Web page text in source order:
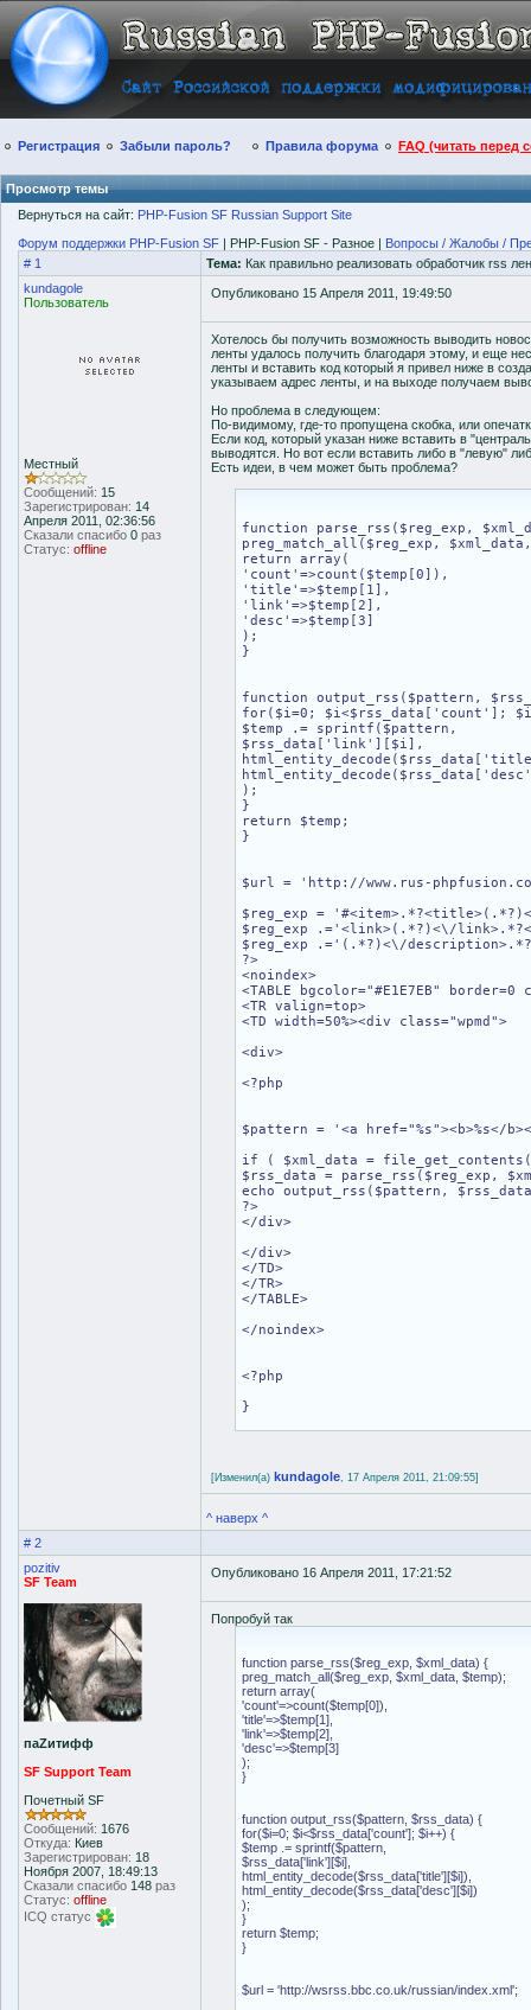
Регистрация Забыли пароль? Правила форума FAQ (читать перед
Просмотр темы
Вернуться на сайт: PHP-Fusion SF Russian Support Site
Форум поддержки PHP-Fusion SF | PHP-Fusion SF - Разное | Вопросы / Жалобы /
# 1
Тема: Как правильно реализовать обработчик rss
kundagole
Пользователь
Местный
Сообщений: 15
Зарегистрирован: 14
Апреля 2011, 02:36:56
Сказали спасибо 0 раз
Статус: offline
Опубликовано 15 Апреля 2011, 19:49:50
Хотелось бы получить возможность выводить
ленты удалось получить благодаря этому, и еще
ленты и вставить код который я привел ниже в
указываем адрес ленты, и на выходе получаем
Но проблема в следующем:
По-видимому, где-то пропущена скобка, или
Если код, который указан ниже вставить в
выводятся. Но вот если вставить либо в "левую"
Есть идеи, в чем может быть проблема?
function parse_rss($reg_exp,
preg_match_all($reg_exp,
return array(
'count'=>count($temp[0]),
'title'=>$temp[1],
'link'=>$temp[2],
'desc'=>$temp[3]
);
}
function output_rss($pattern,
for($i=0; $i<$rss_data['count'];
$temp .= sprintf($pattern,
$rss_data['link'][$i],
);
}
return $temp;
}
$url = 'http://www.rus-
$reg_exp =
$reg_exp .='<link>(.*?)<\/
$reg_exp .='(.*?)<\/
?>
<noindex>
<TABLE bgcolor="#E1E7EB"
<TR valign=top>
<TD width=50%><div class="wpmd">
<div>
<?php
$pattern = '<a href="%s"><b>%s</
if ( $xml_data =
$rss_data = parse_rss($reg_exp,
echo output_rss($pattern,
?>
</div>
</div>
</TD>
</TR>
</TABLE>
</noindex>
<?php
}
[Изменил(а) kundagole, 17 Апреля 2011, 21:09:55]
^ наверх ^
# 2
pozitiv
SF Team
паZитифф
SF Support Team
Почетный SF
Сообщений: 1676
Откуда: Киев
Зарегистрирован: 18
Ноября 2007, 18:49:13
Сказали спасибо 148 раз
Статус: offline
ICQ статус
Опубликовано 16 Апреля 2011, 17:21:52
Попробуй так
function parse_rss($reg_exp, $xml_data) {
preg_match_all($reg_exp, $xml_data, $temp);
return array(
'count'=>count($temp[0]),
'title'=>$temp[1],
'link'=>$temp[2],
'desc'=>$temp[3]
);
}
function output_rss($pattern, $rss_data) {
for($i=0; $i<$rss_data['count']; $i++) {
$temp .= sprintf($pattern,
$rss_data['link'][$i],
html_entity_decode($rss_data['title'][$i]),
html_entity_decode($rss_data['desc'][$i])
);
}
return $temp;
}
$url = 'http://wsrss.bbc.co.uk/russian/index.xml';